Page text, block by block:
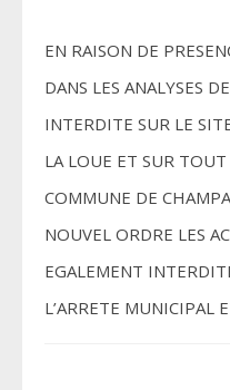
EN RAISON DE
DANS LES ANALYSES
INTERDITE SUR LE
LA LOUE ET SUR
COMMUNE DE
NOUVEL ORDRE LES
EGALEMENT
L’ARRETE MUNICIPAL